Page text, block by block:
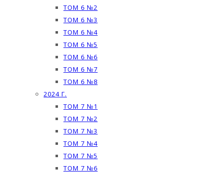
ТОМ 6 №2
ТОМ 6 №3
ТОМ 6 №4
ТОМ 6 №5
ТОМ 6 №6
ТОМ 6 №7
ТОМ 6 №8
2024 Г.
ТОМ 7 №1
ТОМ 7 №2
ТОМ 7 №3
ТОМ 7 №4
ТОМ 7 №5
ТОМ 7 №6